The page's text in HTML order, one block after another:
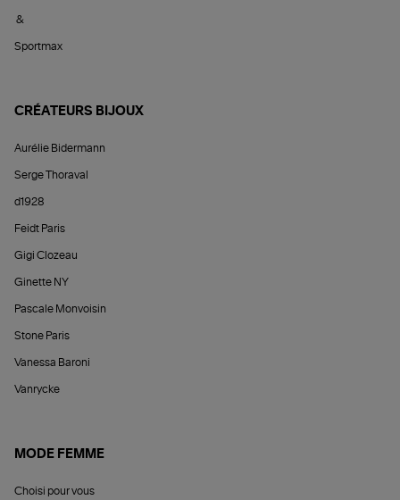
&
Sportmax
CRÉATEURS BIJOUX
Aurélie Bidermann
Serge Thoraval
d1928
Feidt Paris
Gigi Clozeau
Ginette NY
Pascale Monvoisin
Stone Paris
Vanessa Baroni
Vanrycke
MODE FEMME
Choisi pour vous